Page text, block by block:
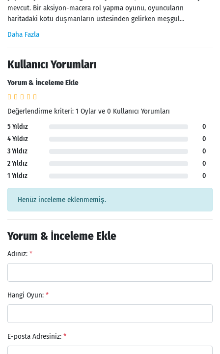
mevcut. Bir aksiyon-macera rol yapma oyunu, oyuncuların
haritadaki kötü düşmanların üstesinden gelirken meşgul...
Daha Fazla
Kullanıcı Yorumları
Yorum & İnceleme Ekle
Değerlendirme kriteri: 1 Oylar ve 0 Kullanıcı Yorumları
5 Yıldız
0
4 Yıldız
0
3 Yıldız
0
2 Yıldız
0
1 Yıldız
0
Henüz inceleme eklenmemiş.
Yorum & İnceleme Ekle
Adınız: *
Hangi Oyun: *
E-posta Adresiniz: *